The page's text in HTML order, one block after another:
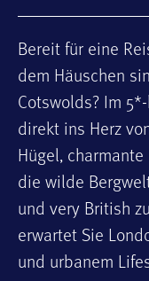
Bereit für eine
dem Häuschen
Cotswolds? Im
direkt ins Herz
Hügel,
die wilde
und very British
erwartet Sie
und urbanem